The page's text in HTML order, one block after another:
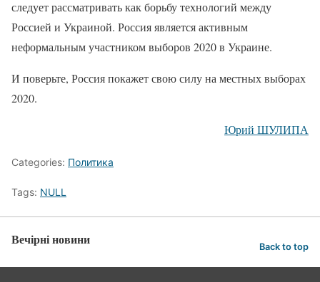
следует рассматривать как борьбу технологий между
Россией и Украиной. Россия является активным
неформальным участником выборов 2020 в Украине.
И поверьте, Россия покажет свою силу на местных выборах
2020.
Юрий ШУЛИПА
Categories: Политика
Tags: NULL
Вечірні новини Back to top